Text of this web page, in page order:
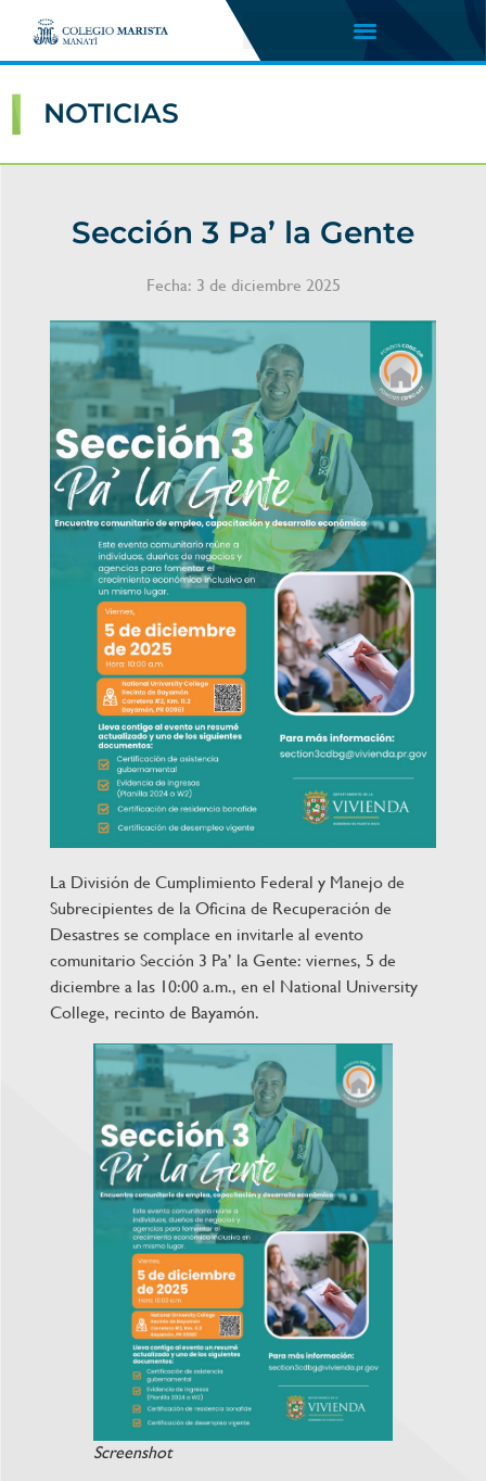
NOTICIAS
Sección 3 Pa’ la Gente
Fecha: 3 de diciembre 2025
La División de Cumplimiento Federal y Manejo de
Subrecipientes de la Oficina de Recuperación de
Desastres se complace en invitarle al evento
comunitario Sección 3 Pa’ la Gente: viernes, 5 de
diciembre a las 10:00 a.m., en el National University
College, recinto de Bayamón.
Screenshot